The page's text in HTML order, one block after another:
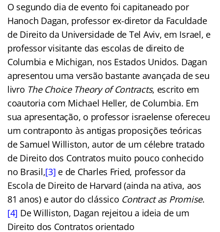
O segundo dia de evento foi capitaneado por
Hanoch Dagan, professor ex-diretor da Faculdade
de Direito da Universidade de Tel Aviv, em Israel, e
professor visitante das escolas de direito de
Columbia e Michigan, nos Estados Unidos. Dagan
apresentou uma versão bastante avançada de seu
livro The Choice Theory of Contracts, escrito em
coautoria com Michael Heller, de Columbia. Em
sua apresentação, o professor israelense ofereceu
um contraponto às antigas proposições teóricas
de Samuel Williston, autor de um célebre tratado
de Direito dos Contratos muito pouco conhecido
no Brasil,[3] e de Charles Fried, professor da
Escola de Direito de Harvard (ainda na ativa, aos
81 anos) e autor do clássico Contract as Promise.
[4] De Williston, Dagan rejeitou a ideia de um
Direito dos Contratos orientado